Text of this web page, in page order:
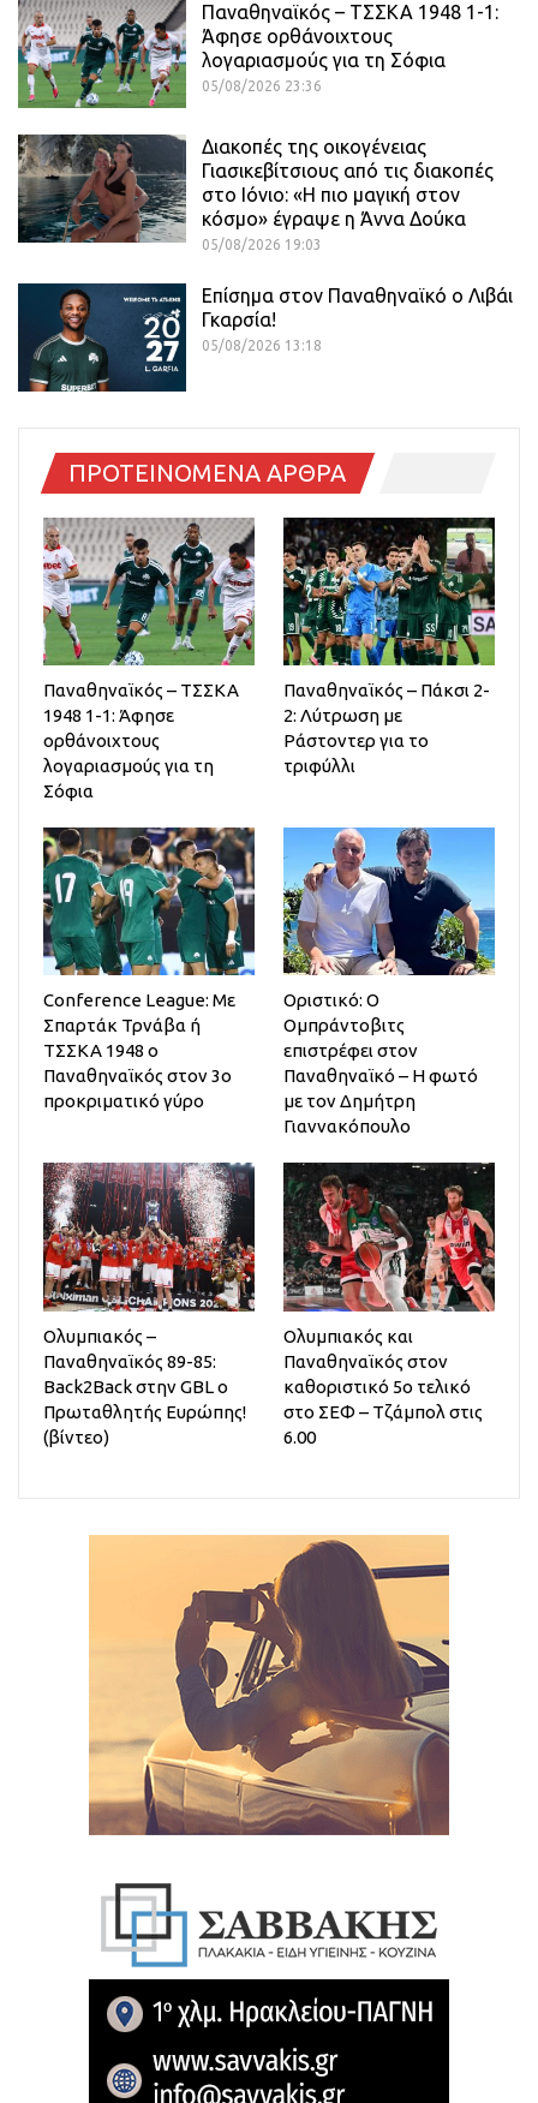
Παναθηναϊκός – ΤΣΣΚΑ 1948 1-1:
Άφησε ορθάνοιχτους
λογαριασμούς για τη Σόφια
05/08/2026 23:36
Διακοπές της οικογένειας
Γιασικεβίτσιους από τις διακοπές
στο Ιόνιο: «Η πιο μαγική στον
κόσμο» έγραψε η Άννα Δούκα
05/08/2026 19:03
Επίσημα στον Παναθηναϊκό ο Λιβάι
Γκαρσία!
05/08/2026 13:18
ΠΡΟΤΕΙΝΟΜΕΝΑ ΑΡΘΡΑ
Παναθηναϊκός – ΤΣΣΚΑ
1948 1-1: Άφησε
ορθάνοιχτους
λογαριασμούς για τη
Σόφια
Παναθηναϊκός – Πάκσι 2-
2: Λύτρωση με
Ράστοντερ για το
τριφύλλι
Conference League: Με
Σπαρτάκ Τρνάβα ή
ΤΣΣΚΑ 1948 ο
Παναθηναϊκός στον 3ο
προκριματικό γύρο
Οριστικό: Ο
Ομπράντοβιτς
επιστρέφει στον
Παναθηναϊκό – Η φωτό
με τον Δημήτρη
Γιαννακόπουλο
Ολυμπιακός –
Παναθηναϊκός 89-85:
Back2Back στην GBL ο
Πρωταθλητής Ευρώπης!
(βίντεο)
Ολυμπιακός και
Παναθηναϊκός στον
καθοριστικό 5ο τελικό
στο ΣΕΦ – Τζάμπολ στις
6.00